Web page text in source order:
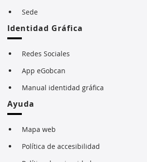
Sede
Identidad Gráfica
Redes Sociales
App eGobcan
Manual identidad gráfica
Ayuda
Mapa web
Política de accesibilidad